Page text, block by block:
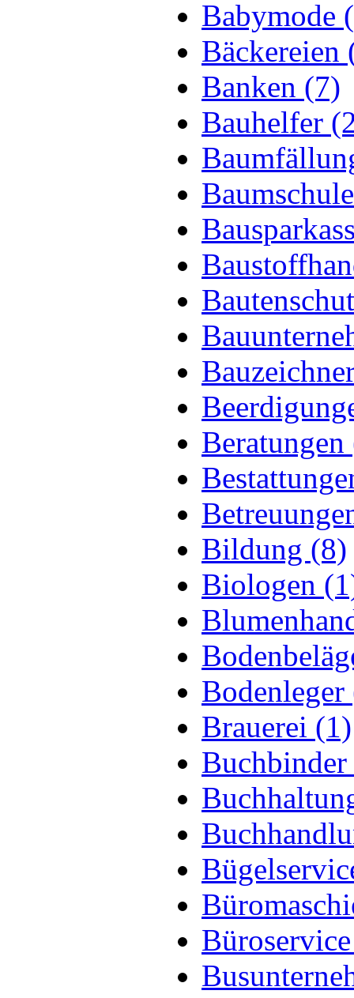
Babymode
Bäckereien
Banken (7)
Bauhelfer
Bildung (8)
Biologen
Brauerei (1)